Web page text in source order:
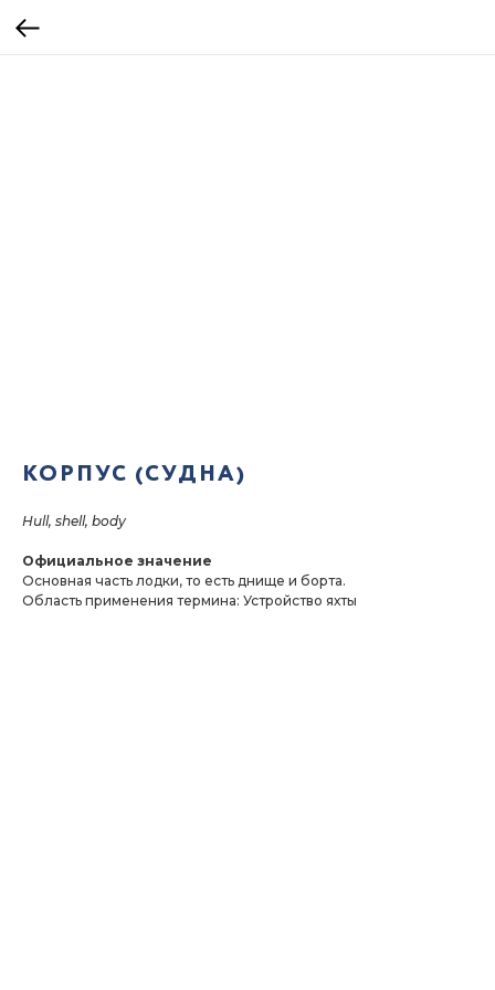
КОРПУС (СУДНА)
Hull, shell, body
Официальное значение
Основная часть лодки, то есть днище и борта.
Область применения термина: Устройство яхты